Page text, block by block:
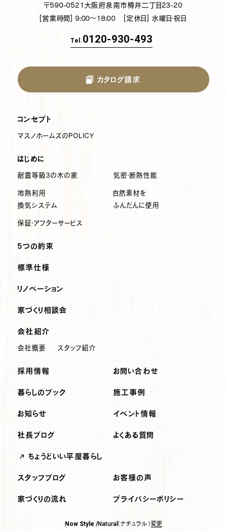
〒590-0521 大阪府泉南市樽井二丁目23-20
[営業時間] 9:00～18:00 [定休日] 水曜日・祝日
Tel.0120-930-493
カタログ請求
コンセプト
マスノホームズのPOLICY
はじめに
耐震等級3の木の家 気密・断熱性能
地熱利用
換気システム
自然素材を
ふんだんに使用
保証・アフターサービス
5つの約束
標準仕様
リノベーション
家づくり相談会
会社紹介
会社概要 スタッフ紹介
採用情報 お問い合わせ
暮らしのブック 施工事例
お知らせ
社長ブログ
イベント情報
よくある質問
ちょうどいい平屋暮らし
スタッフブログ お客様の声
家づくりの流れ プライバシーポリシー
Now Style /Natural （ナチュラル）変更